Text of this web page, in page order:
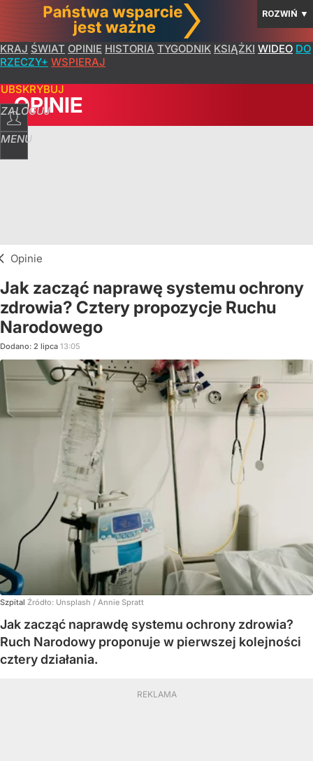
ROZWIŃ ▼
KRAJ ŚWIAT OPINIE HISTORIA TYGODNIK KSIĄŻKI WIDEO DO
RZECZY+ WSPIERAJ
ZALOGUJ
MENU
OPINIE
Opinie
Jak zacząć naprawę systemu ochrony
zdrowia? Cztery propozycje Ruchu
Narodowego
Dodano: 2 lipca 13:05
Szpital Źródło: Unsplash / Annie Spratt
Jak zacząć naprawdę systemu ochrony zdrowia?
Ruch Narodowy proponuje w pierwszej kolejności
cztery działania.